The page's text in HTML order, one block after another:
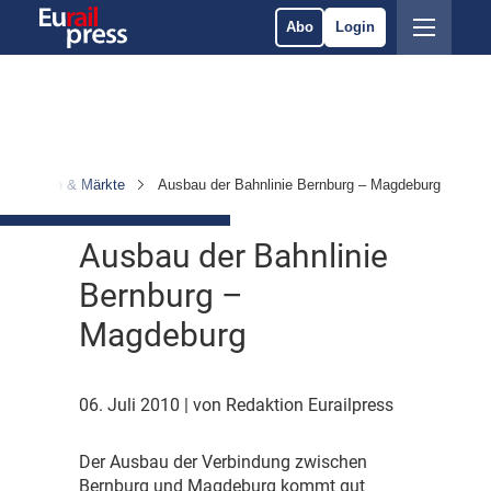
Abo Login
& Märkte Ausbau der Bahnlinie Bernburg – Magdeburg
Ausbau der Bahnlinie
Bernburg –
Magdeburg
06. Juli 2010 | von Redaktion Eurailpress
Der Ausbau der Verbindung zwischen
Bernburg und Magdeburg kommt gut